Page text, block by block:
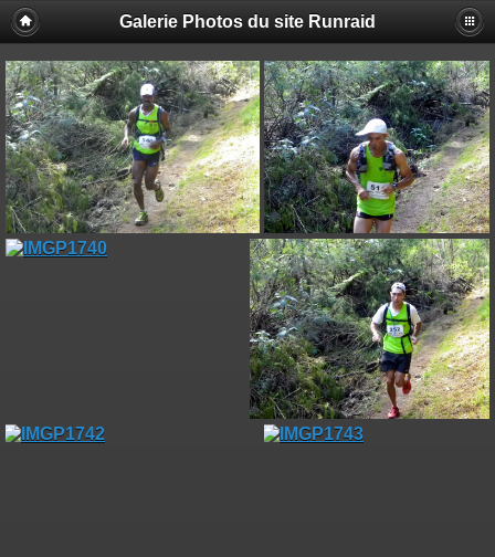
Galerie Photos du site Runraid